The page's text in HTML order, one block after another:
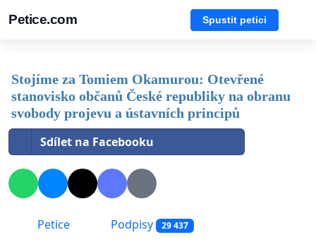
Petice.com Spustit petici
Stojíme za Tomiem Okamurou: Otevřené
stanovisko občanů České republiky na obranu
svobody projevu a ústavních principů
Sdílet na Facebooku
Petice Podpisy 29 437